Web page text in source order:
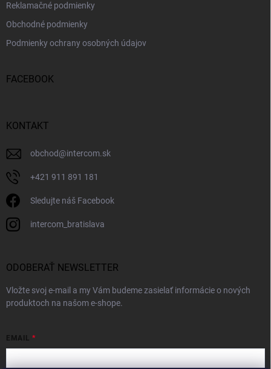
Reklamačné podmienky
Obchodné podmienky
Podmienky ochrany osobných údajov
FACEBOOK
KONTAKT
obchod@intercom.sk
+421 911 891 181
Sledujte náš Facebook
intercom_bratislava
ODOBERAŤ NEWSLETTER
Vložte svoj e-mail a my Vám budeme zasielať informácie o nových
produktoch na našom e-shope.
EMAIL